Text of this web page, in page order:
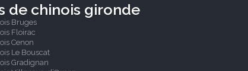
de chinois gironde
Bruges
Floirac
Cenon
Le Bouscat
Gradignan